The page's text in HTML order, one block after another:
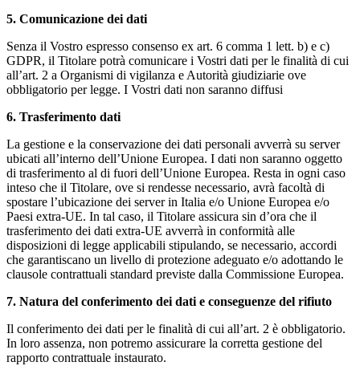
5. Comunicazione dei dati
Senza il Vostro espresso consenso ex art. 6 comma 1 lett. b) e c)
GDPR, il Titolare potrà comunicare i Vostri dati per le finalità di cui
all’art. 2 a Organismi di vigilanza e Autorità giudiziarie ove
obbligatorio per legge. I Vostri dati non saranno diffusi
6. Trasferimento dati
La gestione e la conservazione dei dati personali avverrà su server
ubicati all’interno dell’Unione Europea. I dati non saranno oggetto
di trasferimento al di fuori dell’Unione Europea. Resta in ogni caso
inteso che il Titolare, ove si rendesse necessario, avrà facoltà di
spostare l’ubicazione dei server in Italia e/o Unione Europea e/o
Paesi extra-UE. In tal caso, il Titolare assicura sin d’ora che il
trasferimento dei dati extra-UE avverrà in conformità alle
disposizioni di legge applicabili stipulando, se necessario, accordi
che garantiscano un livello di protezione adeguato e/o adottando le
clausole contrattuali standard previste dalla Commissione Europea.
7. Natura del conferimento dei dati e conseguenze del rifiuto
Il conferimento dei dati per le finalità di cui all’art. 2 è obbligatorio.
In loro assenza, non potremo assicurare la corretta gestione del
rapporto contrattuale instaurato.